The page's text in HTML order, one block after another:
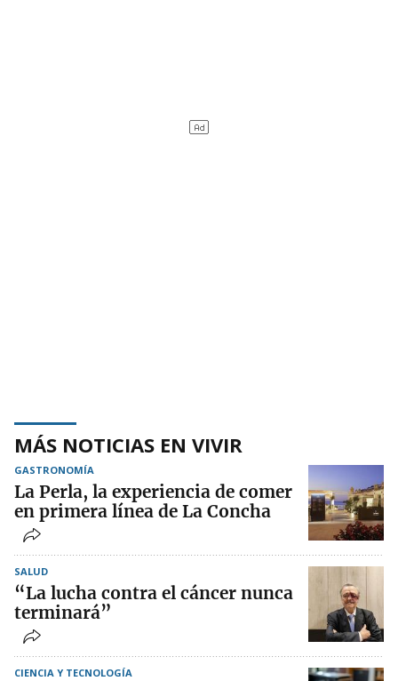
MÁS NOTICIAS EN VIVIR
GASTRONOMÍA
La Perla, la experiencia de comer
en primera línea de La Concha
SALUD
“La lucha contra el cáncer nunca
terminará”
CIENCIA Y TECNOLOGÍA